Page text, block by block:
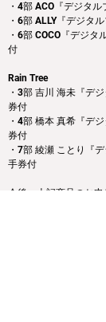
・4部 ACO『デジタ
・6部 ALLY『デジタ
・6部 COCO『デジ
付
Rain Tree
・3部 吉川 海未『デ
券付
・4部 橋本 真希『デ
券付
・7部 綾瀬 ことり『
手券付
今後、上記商品のお